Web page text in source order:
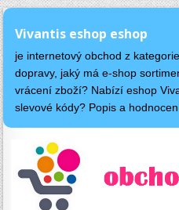
Vivantis eshop eshop
je internetový obchod z
dopravy, jaký má e-shop
vrácení zboží? Nabízí eshop
slevové kódy? Popis a